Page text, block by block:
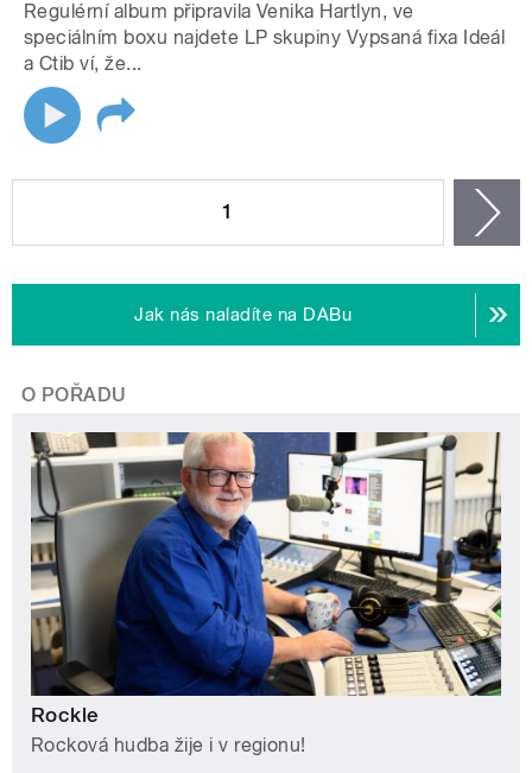
Regulérní album připravila Venika Hartlyn, ve
speciálním boxu najdete LP skupiny Vypsaná fixa Ideál
a Ctib ví, že...
1
Jak nás naladíte na DABu
O POŘADU
Rockle
Rocková hudba žije i v regionu!